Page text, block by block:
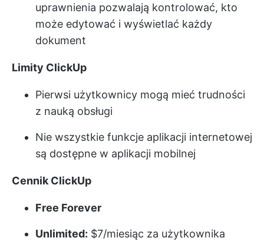
uprawnienia pozwalają kontrolować, kto
może edytować i wyświetlać każdy
dokument
Limity ClickUp
Pierwsi użytkownicy mogą mieć trudności
z nauką obsługi
Nie wszystkie funkcje aplikacji internetowej
są dostępne w aplikacji mobilnej
Cennik ClickUp
Free Forever
Unlimited: $7/miesiąc za użytkownika